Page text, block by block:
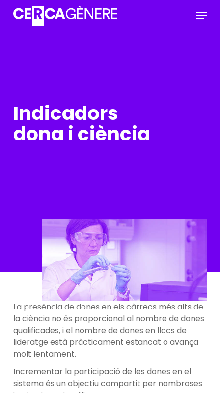
Menu
Indicadors
dona i ciència
La presència de dones en els càrrecs més alts de
la ciència no és proporcional al nombre de dones
qualificades, i el nombre de dones en llocs de
lideratge està pràcticament estancat o avança
molt lentament.
Incrementar la participació de les dones en el
sistema és un objectiu compartit per nombroses